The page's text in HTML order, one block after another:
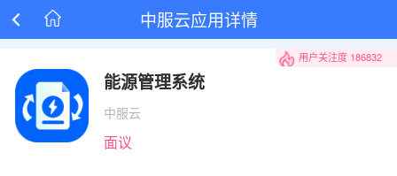
 中服云应用详情
能源管理系统
中服云
面议
用户关注度 186832